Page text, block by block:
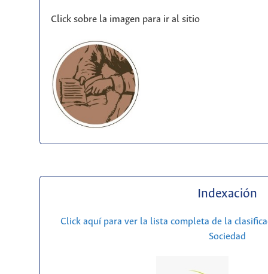
Click sobre la imagen para ir al sitio
Indexación
Click aquí para ver la lista completa de la
Sociedad